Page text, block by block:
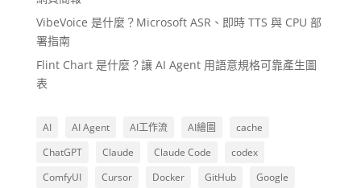
VibeVoice 是什麼？Microsoft ASR、即時 TTS 與 CPU 部
署指南
Flint Chart 是什麼？讓 AI Agent 用語意規格可靠產生圖
表
AI AI Agent AI工作流 AI繪圖
cache
ChatGPT
Claude Claude Code
codex
ComfyUI
Cursor Docker GitHub
Google